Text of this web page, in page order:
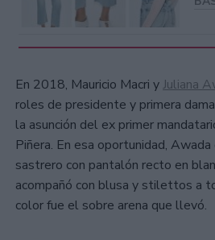
En 2018, Mauricio Macri yJuliana
roles de presidente y primera
la asunción del ex primer
Piñera. En esa oportunidad,
sastrero con pantalón recto en
acompañó con blusa y stilettos a
color fue el sobre arena que llevó.